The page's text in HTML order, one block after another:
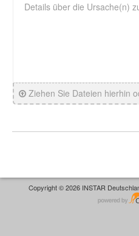
Ziehen Sie Dateien hierhin
Copyright © 2026 INSTAR